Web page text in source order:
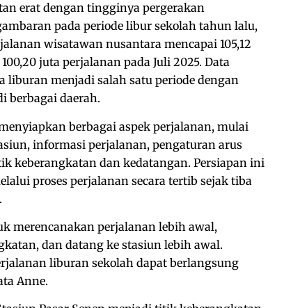
erat dengan tingginya pergerakan
pada periode libur sekolah tahun lalu,
wisatawan nusantara mencapai 105,12
juta perjalanan pada Juli 2025. Data
liburan menjadi salah satu periode dengan
berbagai daerah.
berbagai aspek perjalanan, mulai
informasi perjalanan, pengaturan arus
keberangkatan dan kedatangan. Persiapan ini
proses perjalanan secara tertib sejak tiba
merencanakan perjalanan lebih awal,
dan datang ke stasiun lebih awal.
liburan sekolah dapat berlangsung
Anne.